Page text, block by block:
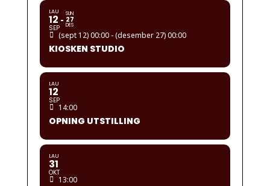
LAU
12
SEP
SUN
27
DES
(sept 12) 00:00 - (desember 27) 00:00
KIOSKEN STUDIO
LAU
12
SEP
14:00
OPNING UTSTILLING
LAU
31
OKT
13:00